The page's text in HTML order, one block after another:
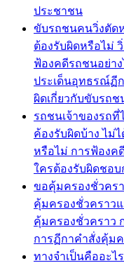
ประชาชน
ขับรถชนคนวิ่งตัด
ต้องรับผิดหรือไม่
ฟ้องคดีรถชนอย่า
ประเด็นอุทธรณ์ฏี
ผิดเกี่ยวกับขับรถ
รถชนเจ้าของรถ
ค้องรับผิดบ้าง ไม่
หรือไม่ การฟ้องค
ใครต้องรับผิดชอ
ขอคุ้มครองชั่วคร
คุ้มครองชั่วคราว
คุ้มครองชั่วคราว
การฏีกาคำสั่งคุ้ม
ทางจำเป็นคืออะไ